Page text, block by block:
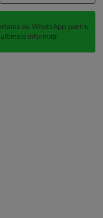
de WhatsApp pentru
informații